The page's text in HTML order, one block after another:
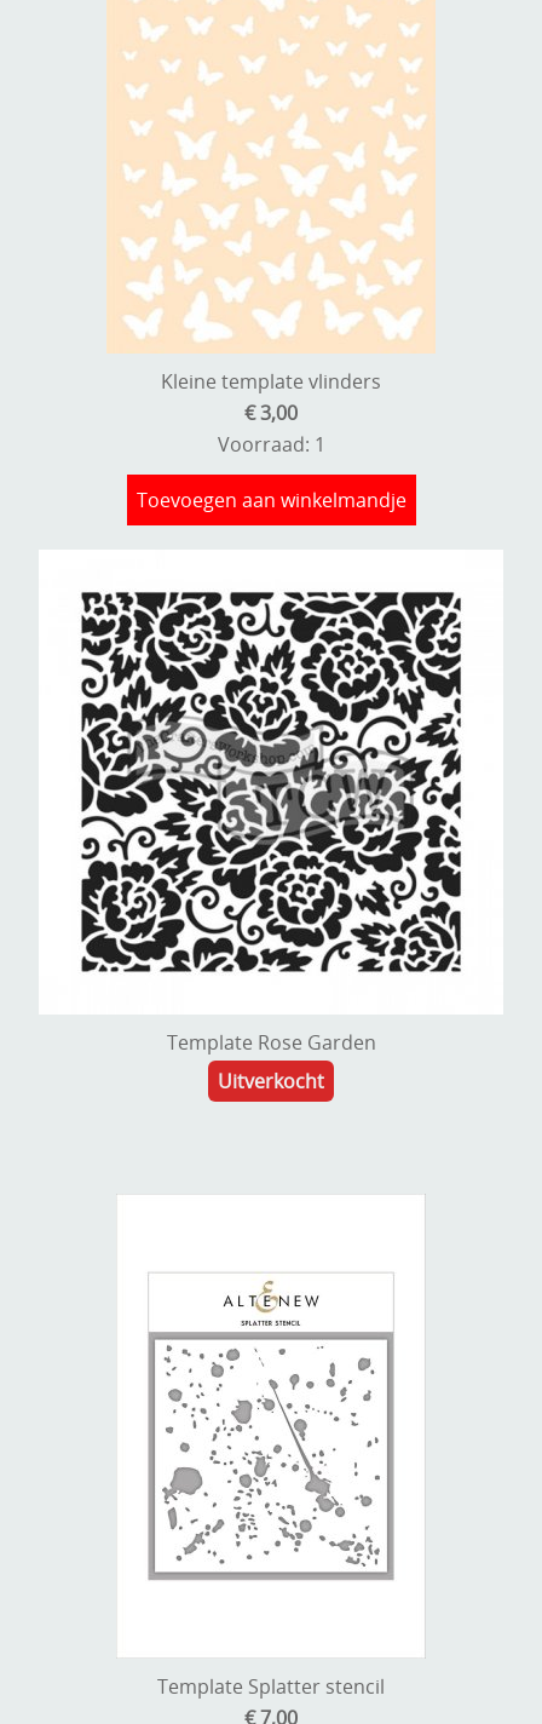
Kleine template vlinders
€ 3,00
Voorraad: 1
Toevoegen aan winkelmandje
Template Rose Garden
Uitverkocht
Template Splatter stencil
€ 7,00